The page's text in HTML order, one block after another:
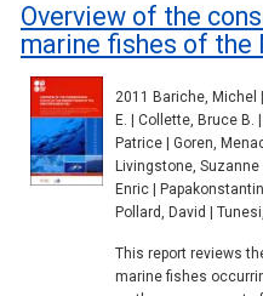
Overview of the
marine fishes of the
2011 Bariche, Michel
E. | Collette, Bruce B.
Patrice | Goren,
Livingstone,
Enric |
Pollard, David |
This report reviews
marine fishes